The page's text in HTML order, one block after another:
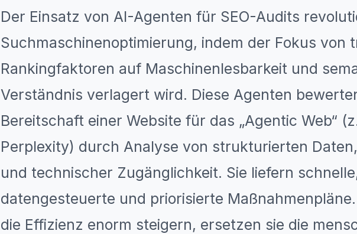
Der Einsatz von AI-Agenten für SEO-Audits
Suchmaschinenoptimierung, indem der Fokus von
Rankingfaktoren auf Maschinenlesbarkeit und
Verständnis verlagert wird. Diese Agenten
Bereitschaft einer Website für das „Agentic Web“
Perplexity) durch Analyse von strukturierten
und technischer Zugänglichkeit. Sie liefern
datengesteuerte und priorisierte
die Effizienz enorm steigern, ersetzen sie die